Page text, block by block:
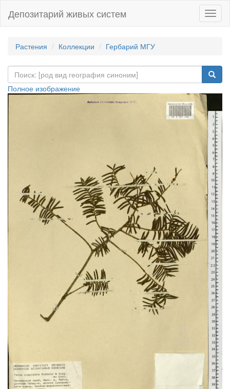
Депозитарий живых систем
Растения Коллекции Гербарий МГУ
Полное изображение